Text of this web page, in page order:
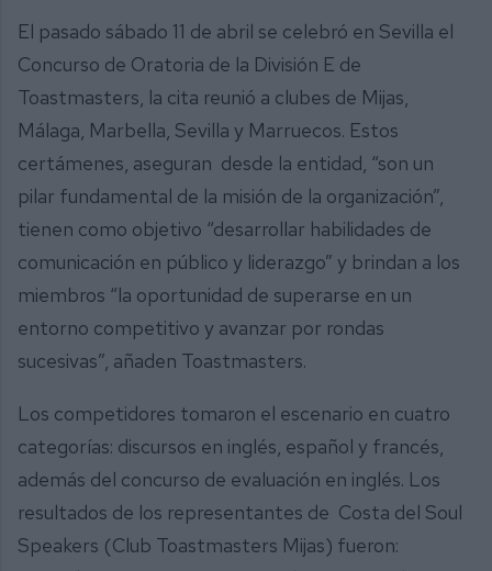
El pasado sábado 11 de abril se celebró en Sevilla el
Concurso de Oratoria de la División E de
Toastmasters, la cita reunió a clubes de Mijas,
Málaga, Marbella, Sevilla y Marruecos. Estos
certámenes, aseguran desde la entidad, “son un
pilar fundamental de la misión de la organización”,
tienen como objetivo “desarrollar habilidades de
comunicación en público y liderazgo” y brindan a los
miembros “la oportunidad de superarse en un
entorno competitivo y avanzar por rondas
sucesivas”, añaden Toastmasters.
Los competidores tomaron el escenario en cuatro
categorías: discursos en inglés, español y francés,
además del concurso de evaluación en inglés. Los
resultados de los representantes de Costa del Soul
Speakers (Club Toastmasters Mijas) fueron: